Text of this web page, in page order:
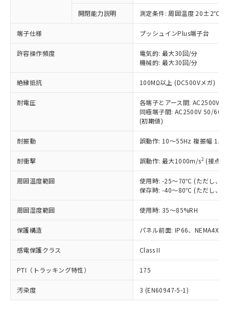
開閉能力説明 測定条件: 周囲温度 20±2℃、
端子仕様 プッシュインPlus端子台
許容操作頻度
電気的: 最大30回/分
機械的: 最大30回/分
絶縁抵抗 100MΩ以上 (DC500Vメガ)
耐電圧
各端子とアース間: AC2500V
同極端子間: AC2500V 50/
(初期値)
耐振動 誤動作: 10～55Hz 複振幅
耐衝撃 誤動作: 最大1000m/s2 (接点
周囲温度範囲
使用時: -25～70℃ (ただし、氷
保存時: -40～80℃ (ただし、氷
周囲湿度範囲 使用時: 35～85%RH
保護構造 パネル前面: IP66、NEMA4X,
感電保護クラス Class II
PTI（トラッキング特性） 175
汚染度 3 (EN60947-5-1)
以下の条件をお読みいただき、同意のうえ
ご利用ください。
本サービスは、当社制御機器事業取扱
商品の当社在庫状況および標準価格
当社制御機器事業取扱商品の中には、
本サービスの対象外となる商品もある
ことをご了承ください。
在庫状況および標準価格照会結果は、
記載している更新日時点での社内デー
タに基づき作成されるものであり、閲
覧された時点での実際の在庫および標
準価格とは異なる場合があることをご
正式な納期状況および標準価格はお客
様のお取引先、またはお客様担当のオ
ムロン制御機器販売店・当社販売員に
オムロン制御機器販売店や当社販売拠
販売ネットワーク
」をご確認
ください。
在庫状況および標準価格結果を当社の
事前の承諾なく第三者に漏洩または開
マイパーツ機能（部品リスト作成サー
対応予定なし：EU RoHS指令（10物質）の
非含有に非対応の商品で、対応品を出す予
定はありません。
調査・確認中：EU RoHS指令（10物質）の
非含有の対応状況を調査中または確認中の
非該当品：ライセンス料など無形物で、有
害物質有無と関係のない商品です。
いたものが、含有品と判明した場合などや
むを得ず変更することがあります。
六価クロム(Cr(Ⅵ)) 1000ppm以下、ポリ臭化ビフェニル
類(PBB) 1000ppm以下、ポリ臭化ジフェニルエーテル類
(PBDE) 1000ppm以下、フタル酸ビス(2-エチルヘキシ
ル) (DEHP)(別名：DOP) 1000ppm以下、フタル酸ブチ
ルベンジル（BBP） 1000ppm以下、フタル酸ジブチル
（DBP） 1000ppm以下、フタル酸ジイソブチル
(DIBP) 1000ppm以下
フタル酸エステル類の４物質については閾値を超える意
図的な使用がないことを確認しています。
※2 対応予定月
部品在庫の切り替え状況などにより、予定
月が前後することがあります。
※1 中国RoHS○×表
「○」：最大均質材料含有率が中国RoHSの
基準値以下であることを示します。
「×」：最大均質材料含有率が中国RoHSの
基準値を超えていることを示します。
「－」：未確認です。当社販売部門へお問
*中国RoHS10物質の基準値 (GB/T26572)：
Pb(鉛) :1000ppm、 Hg(水銀) : 1000ppm、 Cd(カドミウ
Cr(Ⅵ)(六価クロム) : 1000ppm、 PBBs(ポリ臭化ビフェ
ニル類) : 1000ppm、 PBDEs(ポリ臭化ジフェニルエーテ
DBP(フタル酸ジブチル) : 1000ppm、 DIBP(フタル酸ジ
イソブチル) : 1000ppm、 BBP(フタル酸ブチルベンジ
ル) : 1000ppm、
DEHP(フタル酸ビス(2-エチルヘキシル)) : 1000ppm
※2 環境保護使用期限
「ｅ」：有害物質（10物質）のすべてが基
準値以下であることを示します。
「10」：通常の使用状況下において有害物
質が外部に漏えいし、環境に深刻な影響を
当社は、これら貴社製品のうち、外国
為替および外国貿易法に定める商品
（以下｢規制貨物等」という）を輸出
または国外への提供する場合は、日本
国政府の輸出許可(または役務取引許
可)を取得するなどの必要な手続きを
当社は規制貨物を破棄する場合は、完
全に破砕するなど、違法に輸出されな
いよう必要な手段を講じます。
ル、化学兵器、生物兵器またはその他
武器並びにこれらの製造装置等に一切
使用いたしません。
当社は、貴社製品を第三者に販売する
場合は、上記1、2および3の内容を当
該第三者に通知します。また当社は、
販売先および販売に係わる関係者が違
法に輸出するおそれがある場合は、取
○ 一定数以上の在庫あり
一定数には満たないが在庫あり
在庫なし(最新の在庫状況につ
いては、お客様のお取引先、ま
たはお客様担当のオムロン制御
機器販売店・当社販売員にご確
認ください)
受注生産機種、また在庫状況の